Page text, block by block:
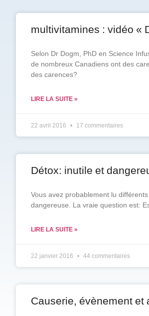
multivitamines : vidéo «
Selon Dr Dogm, PhD en Science
de nombreux Canadiens ont des
des carences?
LIRE LA SUITE »
22 avril 2016 17 commentaires
Détox: inutile et
Vous avez probablement lu
dangereuse. La vraie question est:
LIRE LA SUITE »
22 janvier 2016 44 commentaires
Causerie, évènement et
Je
!